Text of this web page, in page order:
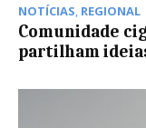
NOTÍCIAS, REGIONAL
Comunidade
partilham